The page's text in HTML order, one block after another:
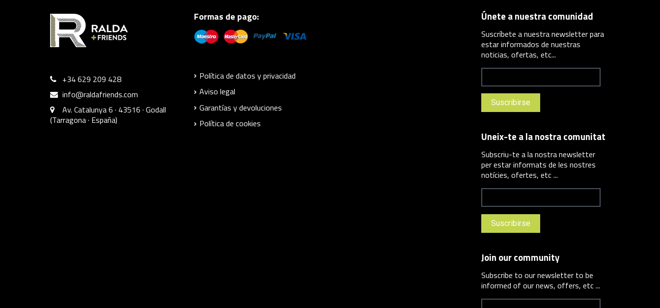
+34 629 209 428
info@raldafriends.com
Av. Catalunya 6 · 43516 · Godall
(Tarragona · España)
Formas de pago:
Política de datos y privacidad
Aviso legal
Garantías y devoluciones
Política de cookies
Únete a nuestra comunidad
Suscríbete a nuestra newsletter para
estar informados de nuestras
noticias, ofertas, etc...
Uneix-te a la nostra comunitat
Subscriu-te a la nostra newsletter
per estar informats de les nostres
notícies, ofertes, etc ...
Join our community
Subscribe to our newsletter to be
informed of our news, offers, etc ...